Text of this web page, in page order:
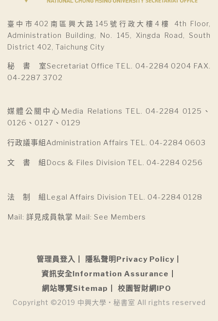
臺中市402南區興大路145號行政大樓4樓 4th Floor,
Administration Building, No. 145, Xingda Road, South
District 402, Taichung City
秘 書 室Secretariat Office TEL. 04-2284 0204 FAX.
04-2287 3702
媒體公關中心Media Relations TEL. 04-2284 0125、
0126、0127、0129
行政議事組Administration Affairs TEL. 04-2284 0603
文 書 組Docs & Files Division TEL. 04-2284 0256
法 制 組Legal Affairs Division TEL. 04-2284 0128
Mail: 詳見成員執掌 Mail: See Members
管理員登入
隱私聲明Privacy Policy
資訊安全Information Assurance
網站導覽Sitemap
校園智財網IPO
Copyright ©2019 中興大學 • 秘書室 All rights reserved